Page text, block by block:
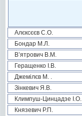
Алєксєєв С.О.
Бондар М.Л.
В’ятрович В.М.
Геращенко І.В.
Джемілєв М. .
Зінкевич Я.В.
Климпуш-Цинцадзе І.О.
Князевич Р.П.